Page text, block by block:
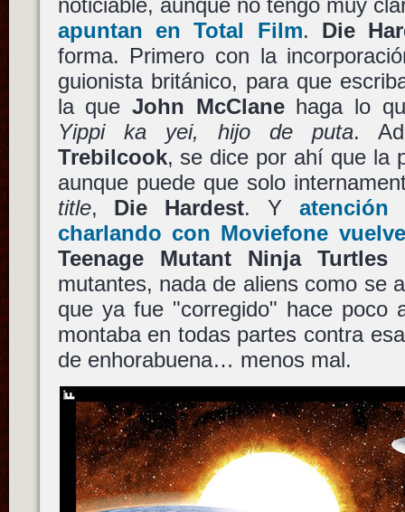
apuntan en Total Film. Die
forma. Primero con la
guionista británico, para que
la que John McClanehaga lo
Yippi ka yei, hijo de puta.
Trebilcook, se dice por ahí que la
aunque puede que solo
title, Die Hardest. Y
charlando con Moviefone
Teenage Mutant Ninja Turtles
mutantes, nada de aliens como se
que ya fue "corregido" hace poco
montaba en todas partes contra
de enhorabuena… menos mal.